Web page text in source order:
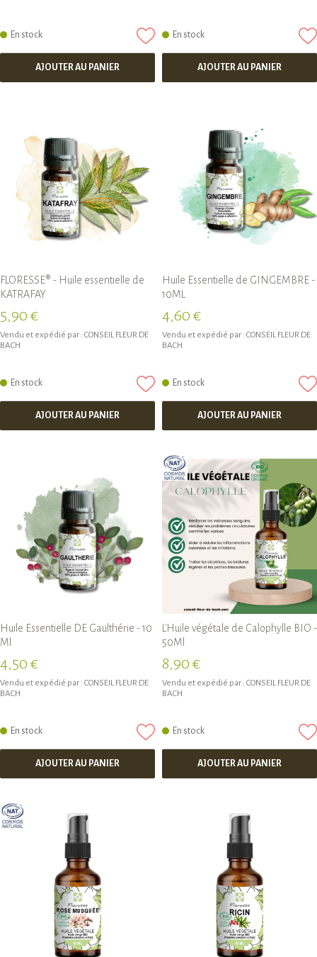
En stock
AJOUTER AU PANIER
En stock
AJOUTER AU PANIER
FLORESSE® - Huile essentielle de
KATRAFAY
5,90 €
Vendu et expédié par : CONSEIL FLEUR DE
BACH
En stock
AJOUTER AU PANIER
Huile Essentielle de GINGEMBRE -
10ML
4,60 €
Vendu et expédié par : CONSEIL FLEUR DE
BACH
En stock
AJOUTER AU PANIER
Huile Essentielle DE Gaulthérie - 10
Ml
4,50 €
Vendu et expédié par : CONSEIL FLEUR DE
BACH
En stock
AJOUTER AU PANIER
L'Huile végétale de Calophylle BIO -
50Ml
8,90 €
Vendu et expédié par : CONSEIL FLEUR DE
BACH
En stock
AJOUTER AU PANIER